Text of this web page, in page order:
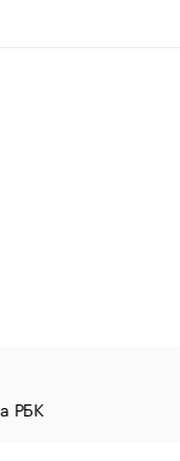
РБК